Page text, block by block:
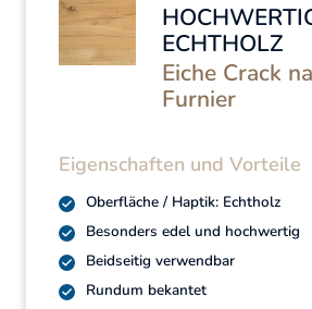
ECHTHOLZ
Eiche Crack
Furnier
Eigenschaften und Vorteile
Oberfläche / Haptik: Echtholz
Besonders edel und hochwertig
Beidseitig verwendbar
Rundum bekantet